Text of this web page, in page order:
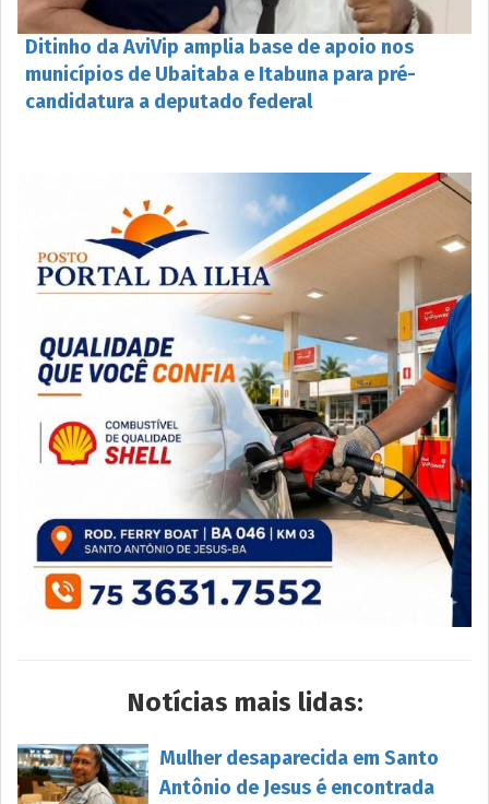
Ditinho da AviVip amplia base de apoio nos
municípios de Ubaitaba e Itabuna para pré-
candidatura a deputado federal
Notícias mais lidas:
Mulher desaparecida em Santo
Antônio de Jesus é encontrada